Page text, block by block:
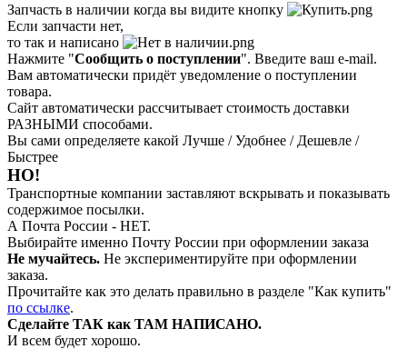
Запчасть в наличии когда вы видите кнопку
Если запчасти нет,
то так и написано
Нажмите "Сообщить о поступлении". Введите ваш e-mail.
Вам автоматически придёт уведомление о поступлении
товара.
Сайт автоматически рассчитывает стоимость доставки
РАЗНЫМИ способами.
Вы сами определяете какой Лучше / Удобнее / Дешевле /
Быстрее
НО!
Транспортные компании заставляют вскрывать и показывать
содержимое посылки.
А Почта России - НЕТ.
Выбирайте именно Почту России при оформлении заказа
Не мучайтесь. Не экспериментируйте при оформлении
заказа.
Прочитайте как это делать правильно в разделе "Как купить"
по ссылке.
Сделайте ТАК как ТАМ НАПИСАНО.
И всем будет хорошо.